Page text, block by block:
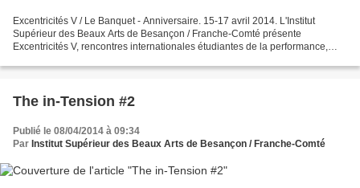
Excentricités V / Le Banquet - Anniversaire. 15-17 avril 2014. L'Institut
Supérieur des Beaux Arts de Besançon / Franche-Comté présente
Excentricités V, rencontres internationales étudiantes de la performance,
The in-Tension #2
Publié le 08/04/2014 à 09:34
Par Institut Supérieur des Beaux Arts de Besançon / Franche-Comté